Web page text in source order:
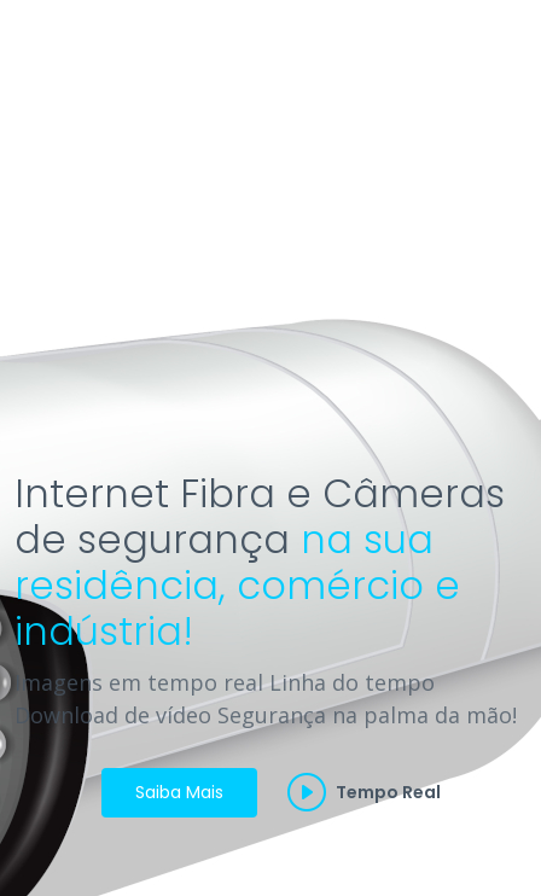
Internet Fibra e Câmeras
de segurança na sua
residência, comércio e
indústria!
Imagens em tempo real Linha do tempo
Download de vídeo Segurança na palma da mão!
Saiba Mais Tempo Real